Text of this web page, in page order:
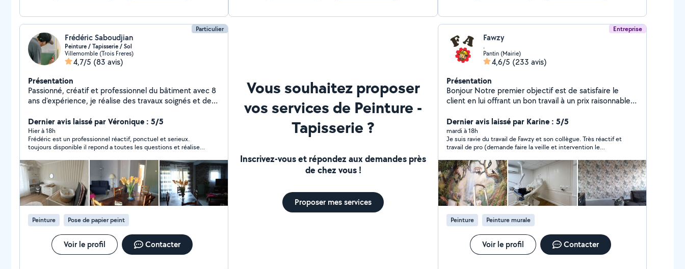
Particulier
Frédéric Saboudjian
Peinture / Tapisserie / Sol
Villemomble (Trois Freres)
4,7/5 (83 avis)
Présentation
Passionné, créatif et professionnel du bâtiment avec 8
ans d'expérience, je réalise des travaux soignés et de
avec sérieux et confiance. Compétences -La pose de
peinture intérieure/extérieur. -L'enduit et la plâtrerie
murs et plafonds. -La pose parquet clipsable, flottant,
lino. -La pose de papier peint et adhésif mural. -La
pose de crédence et carrelage mural. -La pose de
placo et carreaux plâtre. -La pose de décoration et
bricolage. Point important : Donnez moi s.v.p, un
maximum de détails car le prix dépend de l' état à leurs
préparations, de la surface et du temps nécessaire.
Cordialement
Dernier avis laissé par Véronique : 5/5
Hier à 18h
Frédéric est un professionnel réactif, ponctuel et serieux.
toujours disponible il repond a toutes les questions et réalise
sommes ravis et content de sa prestation.
Peinture Pose de papier peint
Voir le profil Contacter
Vous souhaitez proposer
vos services de Peinture -
Tapisserie ?
Inscrivez-vous et répondez aux demandes près
de chez vous !
Proposer mes services
Entreprise
Fawzy
.
Pantin (Mairie)
4,6/5 (233 avis)
Présentation
Bonjour Notre premier objectif est de satisfaire le
client en lui offrant un bon travail à un prix raisonnable
conquérir un nouveau client. Nous sommes à votre
service à tout moment. N'hésitez pas à nous
contacter. Nous attendons votre appel, merci
beaucoup Nous travaillons dans disponible 7j/7, je me
déplace sur Paris et alentours. cordialement À votre
service. 24/24 7j/7 -peinture intérieure murs / plafonds
-toile de verre, -décoller et coller -des papiers peint. -
pose le sol, parquet, lino, Installation de meubles pose
de cuisine -carrelage, -électricité -plombier
Dernier avis laissé par Karine : 5/5
mardi à 18h
Je suis ravie du travail de Fawzy et son collègue. Très réactif et
travail de pro (demande faire la veille et intervention le
positionner un grand miroir. Fawzy a a choisir que le client soit
satisfait. Un grand merci
Peinture Peinture murale
Voir le profil Contacter